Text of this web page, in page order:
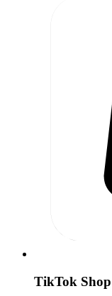
TikTok Shop